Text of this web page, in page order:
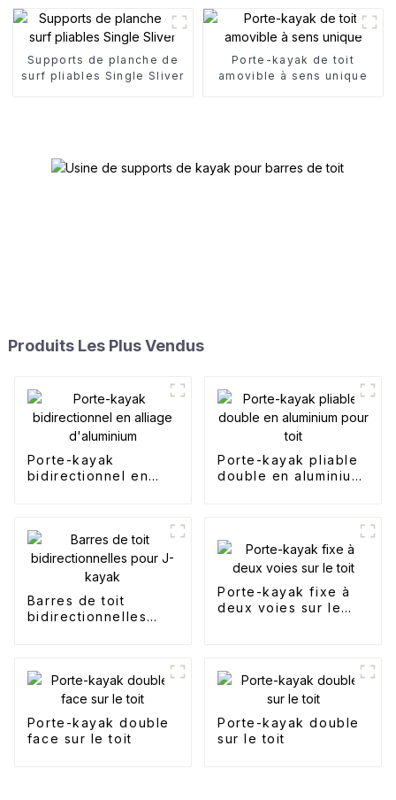
Supports de planche de
surf pliables Single Sliver
Porte-kayak de toit
amovible à sens unique
Produits Les Plus Vendus
Porte-kayak
bidirectionnel en
Porte-kayak pliable
double en aluminium
Barres de toit
bidirectionnelles
Porte-kayak fixe à
deux voies sur le
Porte-kayak double
face sur le toit
Porte-kayak double
sur le toit